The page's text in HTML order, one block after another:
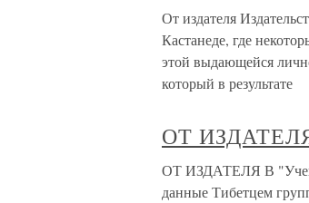
От издателя
Кастанеде, где
этой выдающейся
который в результате
ОТ
ОТ ИЗДАТЕЛЯ В
данные Тибетцем